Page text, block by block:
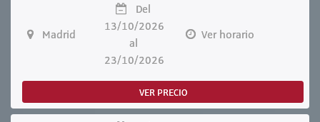
Madrid
Del
13/10/2026
al
23/10/2026
Ver horario
VER PRECIO